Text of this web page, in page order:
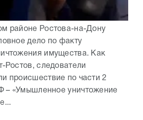
районе Ростова-на-Дону
дело по факту
имущества. Как
Ростов, следователи
происшествие по части 2
– «Умышленное уничтожение